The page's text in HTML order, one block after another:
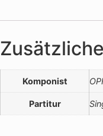
Komponist
Partitur